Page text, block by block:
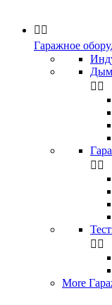
 
Гаражное
 
 
 
More